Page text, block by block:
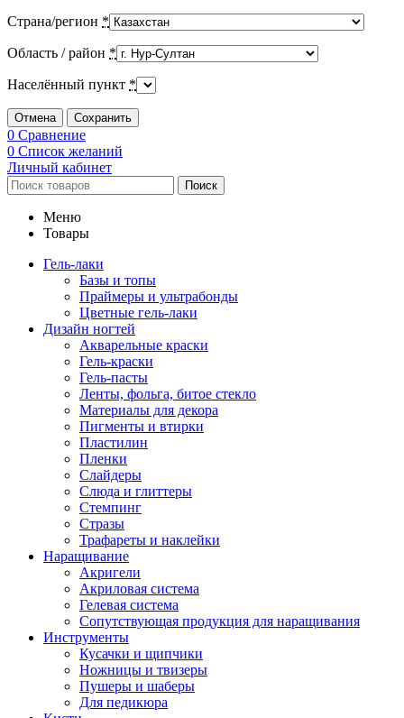
Страна/регион *
Область / район *
Населённый пункт *
Отмена Сохранить
0 Сравнение
0 Список желаний
Личный кабинет
Поиск
Меню
Товары
Гель-лаки
Базы и топы
Праймеры и ультрабонды
Цветные гель-лаки
Дизайн ногтей
Акварельные краски
Гель-краски
Гель-пасты
Ленты, фольга, битое стекло
Материалы для декора
Пигменты и втирки
Пластилин
Пленки
Слайдеры
Слюда и глиттеры
Стемпинг
Стразы
Трафареты и наклейки
Наращивание
Акригели
Акриловая система
Гелевая система
Сопутствующая продукция для наращивания
Инструменты
Кусачки и щипчики
Ножницы и твизеры
Пушеры и шаберы
Для педикюра